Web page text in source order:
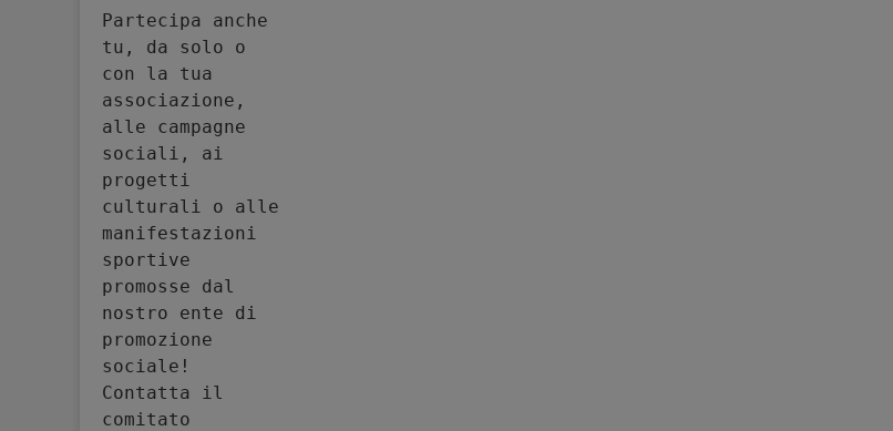
Partecipa anche
tu, da solo o
con la tua
associazione,
alle campagne
sociali, ai
progetti
culturali o alle
manifestazioni
sportive
promosse dal
nostro ente di
promozione
sociale!
Contatta il
comitato